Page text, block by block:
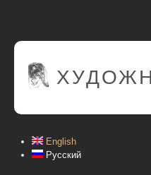
English
Русский